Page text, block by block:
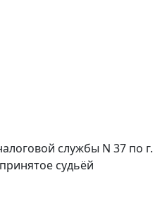
службы N 37 по г.
судьёй